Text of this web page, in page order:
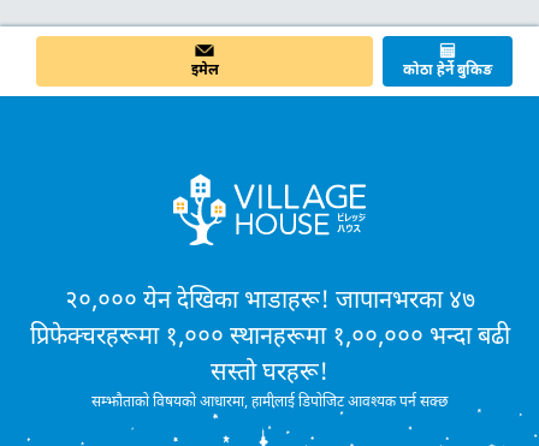
इमेल कोठा हेर्ने बुकिङ
२०,००० येन देखिका भाडाहरू! जापानभरका ४७
प्रिफेक्चरहरूमा १,००० स्थानहरूमा १,००,००० भन्दा बढी
सस्तो घरहरू!
सम्झौताको विषयको आधारमा, हामीलाई डिपोजिट आवश्यक पर्न सक्छ